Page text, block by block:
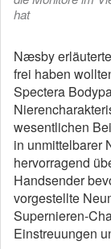
hat
Næsby
frei haben
Spectera
wesentlichen
in unmittelbarer
hervorragend
Handsender
vorgestellte
Supernieren-
Einstreuungen